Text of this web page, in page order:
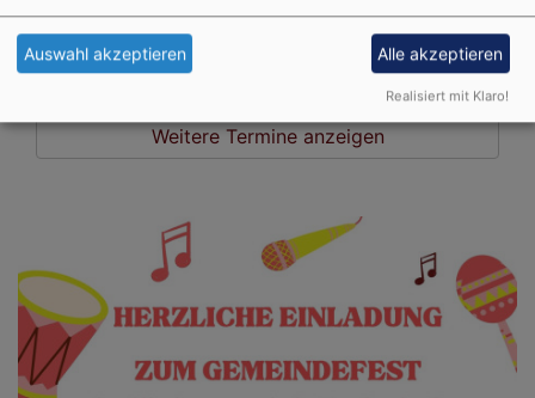
Weitere Termine anzeigen
Auswahl akzeptieren Alle akzeptieren
Realisiert mit Klaro!